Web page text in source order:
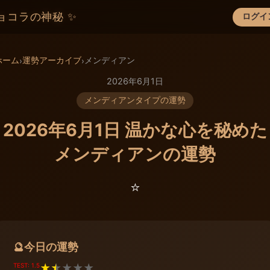
コラの神秘 ✨ ログイ
×
ーム›運勢アーカイブ› メンディアン
2026年6月1日
メンディアンタイプの運勢
2026年6月1日 温かな心を秘めた
メンディアンの運勢
⭐️
🔮今日の運勢
TEST: 1.5